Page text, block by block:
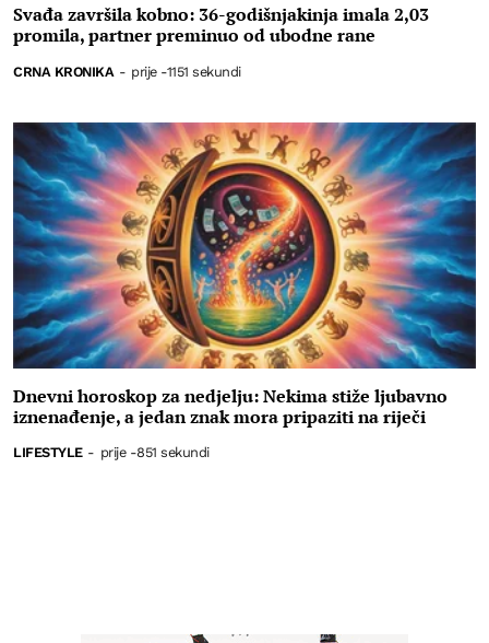
Svađa završila kobno: 36-godišnjakinja imala 2,03
promila, partner preminuo od ubodne rane
CRNA KRONIKA - prije -1151 sekundi
Dnevni horoskop za nedjelju: Nekima stiže ljubavno
iznenađenje, a jedan znak mora pripaziti na riječi
LIFESTYLE - prije -851 sekundi